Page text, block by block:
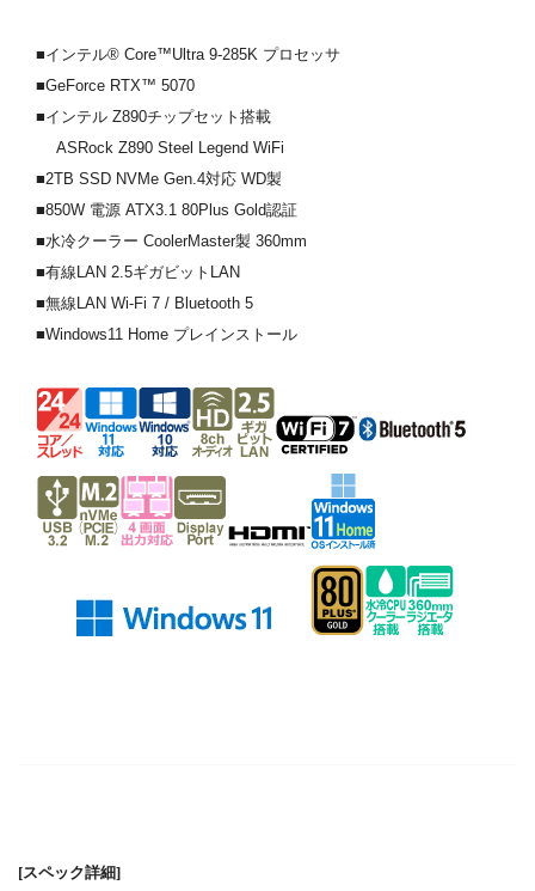
■インテル® Core™Ultra 9-285K プロセッサ
■GeForce RTX™ 5070
■インテル Z890チップセット搭載
ASRock Z890 Steel Legend WiFi
■2TB SSD NVMe Gen.4対応 WD製
■850W 電源 ATX3.1 80Plus Gold認証
■水冷クーラー CoolerMaster製 360mm
■有線LAN 2.5ギガビットLAN
■無線LAN Wi-Fi 7 / Bluetooth 5
■Windows11 Home プレインストール
[スペック詳細]